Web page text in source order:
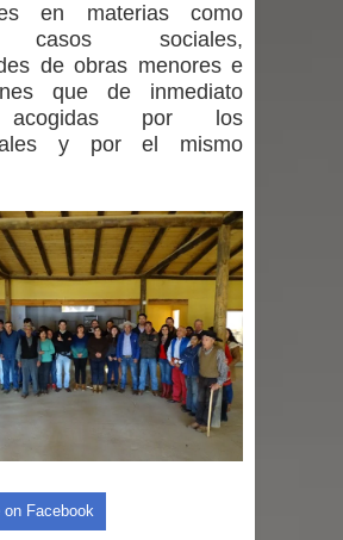
de Desarrollo Social y Familia
despliegue para apoyar a
y adolescentes durante la
anime al K-pop: especialistas U.
Chile analizan el creciente interés
las culturas japonesa y coreana
del seremi Minvu en el
golpea al Gobierno en medio de
en materias como
casos sociales,
de obras menores e
que de inmediato
acogidas por los
y por el mismo
on Facebook